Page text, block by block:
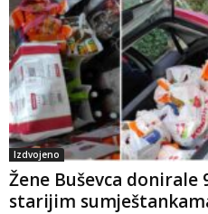
Izdvojeno
Žene Buševca
starijim